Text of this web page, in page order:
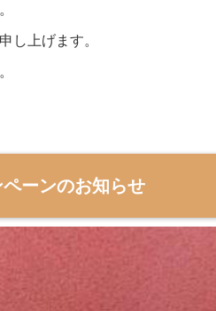
し上げます。
ーンのお知らせ